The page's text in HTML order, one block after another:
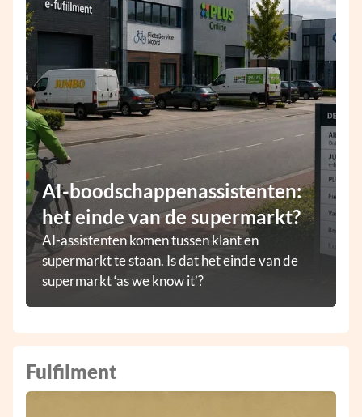
AI-boodschappenassistenten:
het einde van de supermarkt?
AI-assistenten komen tussen klant en
supermarkt te staan. Is dat het einde van de
supermarkt ‘as we know it’?
Fulfilment